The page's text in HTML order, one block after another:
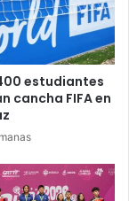
estudiantes
cancha FIFA en